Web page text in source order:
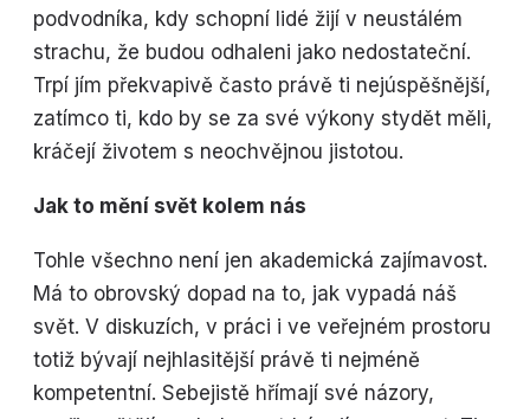
podvodníka, kdy schopní lidé žijí v neustálém
strachu, že budou odhaleni jako nedostateční.
Trpí jím překvapivě často právě ti nejúspěšnější,
zatímco ti, kdo by se za své výkony stydět měli,
kráčejí životem s neochvějnou jistotou.
Jak to mění svět kolem nás
Tohle všechno není jen akademická zajímavost.
Má to obrovský dopad na to, jak vypadá náš
svět. V diskuzích, v práci i ve veřejném prostoru
totiž bývají nejhlasitější právě ti nejméně
kompetentní. Sebejistě hřímají své názory,